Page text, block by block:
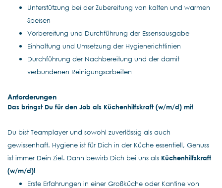
Unterstützung bei der Zubereitung von kalten und warmen
Speisen
Vorbereitung und Durchführung der Essensausgabe
Einhaltung und Umsetzung der Hygienerichtlinien
Durchführung der Nachbereitung und der damit
verbundenen Reinigungsarbeiten
Anforderungen
Das bringst Du für den Job als Küchenhilfskraft (w/m/d) mit
Du bist Teamplayer und sowohl zuverlässig als auch
gewissenhaft. Hygiene ist für Dich in der Küche essentiell, Genuss
ist immer Dein Ziel. Dann bewirb Dich bei uns als Küchenhilfskraft
(w/m/d)!
Erste Erfahrungen in einer Großküche oder Kantine von